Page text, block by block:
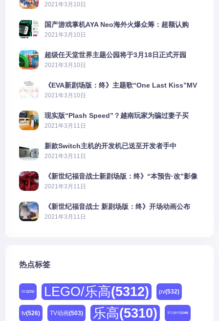
2021年3月10日
国产游戏掌机AYA Neo海外火爆众筹：超额认购
2606%
2021年3月10日
超级任天堂世界主题公园将于3月18日正式开园
2021年3月10日
《EVA新剧场版：终》主题歌“One Last Kiss”MV
公布
2021年3月10日
现实版“Plash Speed”？越南玩家为骗过妻子买
PS5上演好戏
2021年3月11日
新款Switch主机的开发机已送至开发者手中
2021年3月11日
《新世纪福音战士新剧场版：终》“本预告·改”影像
公开
2021年3月11日
《新世纪福音战士 新剧场版：终》开场动画公布
2021年3月11日
热点标签
DC(225) LEGO/乐高(5312) pv(532)
tv(526) TV动画(503) 乐高(5310) 亚马逊中国(188)